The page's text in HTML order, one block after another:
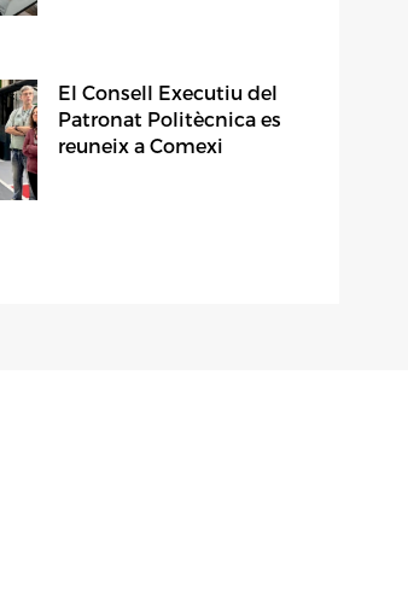
El Consell Executiu del
Patronat Politècnica es
reuneix a Comexi